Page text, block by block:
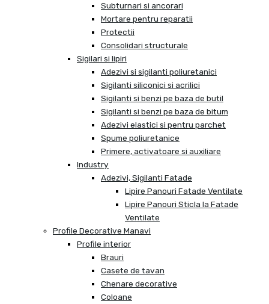
Subturnari si ancorari
Mortare pentru reparatii
Protectii
Consolidari structurale
Sigilari si lipiri
Adezivi si sigilanti poliuretanici
Sigilanti siliconici si acrilici
Sigilanti si benzi pe baza de butil
Sigilanti si benzi pe baza de bitum
Adezivi elastici si pentru parchet
Spume poliuretanice
Primere, activatoare si auxiliare
Industry
Adezivi, Sigilanti Fatade
Lipire Panouri Fatade Ventilate
Lipire Panouri Sticla la Fatade
Ventilate
Profile Decorative Manavi
Profile interior
Brauri
Casete de tavan
Chenare decorative
Coloane